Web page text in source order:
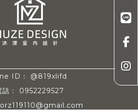
@819xlifd
0952229527
orz119110@gmail.com